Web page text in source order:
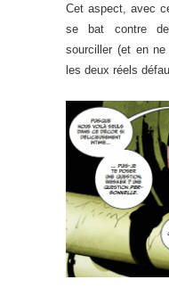
Cet aspect, avec
se bat contre
sourciller (et en
les deux réels